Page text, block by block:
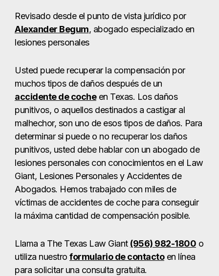
Revisado desde el punto de vista jurídico por
Alexander Begum, abogado especializado en
lesiones personales
Usted puede recuperar la compensación por
muchos tipos de daños después de un
accidente de cocheen Texas. Los daños
punitivos, o aquellos destinados a castigar al
malhechor, son uno de esos tipos de daños. Para
determinar si puede o no recuperar los daños
punitivos, usted debe hablar con un abogado de
lesiones personales con conocimientos en el Law
Giant, Lesiones Personales y Accidentes de
Abogados. Hemos trabajado con miles de
víctimas de accidentes de coche para conseguir
la máxima cantidad de compensación posible.
Llama a The Texas Law Giant (956) 982-1800 o
utiliza nuestro formulario de contactoen línea
para solicitar una consulta gratuita.